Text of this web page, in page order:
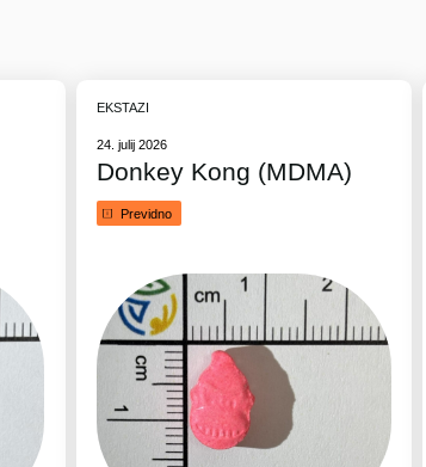
EKSTAZI
24. julij 2026
Donkey Kong (MDMA)
Previdno